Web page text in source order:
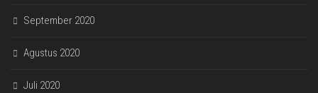
September 2020
Agustus 2020
Juli 2020